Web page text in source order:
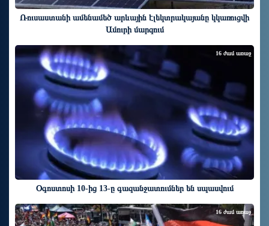
Ռուսաստանի ամենամեծ արևային էլեկտրակայանը կկառուցվի
Ամուրի մարզում
Օգոստոսի 10-ից 13-ը գազանջատումներ են սպասվում
16 ժամ առաջ
16 ժամ առաջ